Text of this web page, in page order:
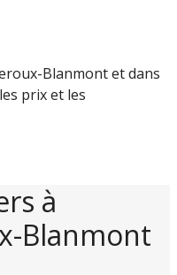
Blanmont et dans
prix et les
à
Blanmont